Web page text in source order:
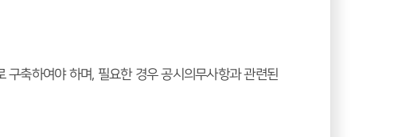
축하여야 하며, 필요한 경우 공시의무사항과 관련된